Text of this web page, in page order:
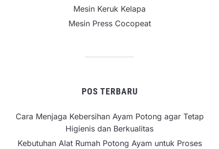
Mesin Keruk Kelapa
Mesin Press Cocopeat
POS TERBARU
Cara Menjaga Kebersihan Ayam Potong agar Tetap
Higienis dan Berkualitas
Kebutuhan Alat Rumah Potong Ayam untuk Proses